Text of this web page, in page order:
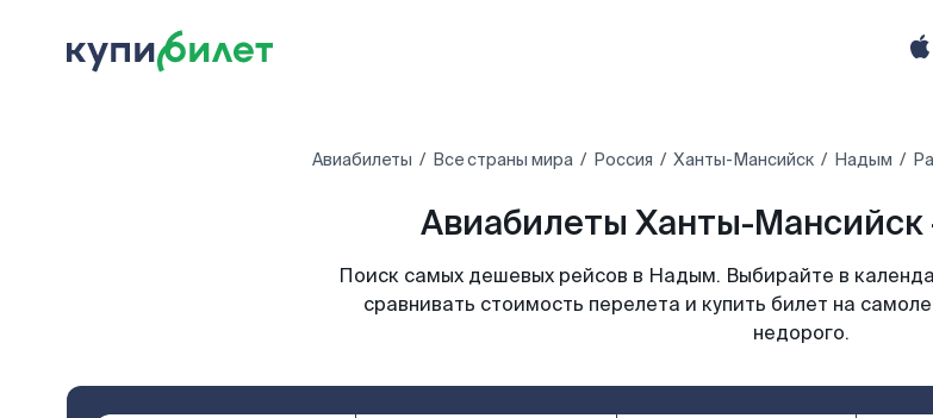
Авиабилеты Все страны мира Россия Ханты-Мансийск Надым
Авиабилеты Ханты-
Поиск самых дешевых рейсов в Надым. Выбирайте в
сравнивать стоимость перелета и купить билет на
недорого.